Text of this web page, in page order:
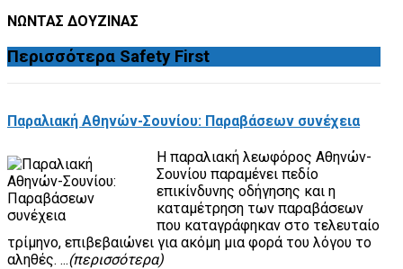
ΝΩΝΤΑΣ ΔΟΥΖΙΝΑΣ
Περισσότερα Safety First
Παραλιακή Αθηνών-Σουνίου: Παραβάσεων συνέχεια
Η παραλιακή λεωφόρος Αθηνών-
Σουνίου παραμένει πεδίο
επικίνδυνης οδήγησης και η
καταμέτρηση των παραβάσεων
που καταγράφηκαν στο τελευταίο
τρίμηνο, επιβεβαιώνει για ακόμη μια φορά του λόγου το
αληθές. ...(περισσότερα)